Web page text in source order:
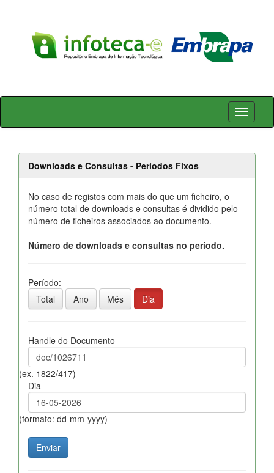
Skip
Downloads e Consultas - Períodos Fixos
No caso de registos com mais do que um ficheiro, o
número total de downloads e consultas é dividido pelo
número de ficheiros associados ao documento.
Número de downloads e consultas no período.
Período:
Total
Ano Mês Dia
Handle do Documento
(ex. 1822/417)
Dia
(formato: dd-mm-yyyy)